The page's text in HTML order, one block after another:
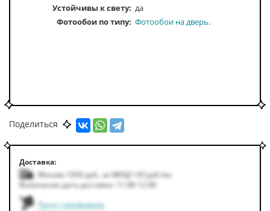
Устойчивы к свету: да
Фотообои по типу Фотообои на дверь
Поделиться
Доставка:
Москва 1000руб. за МКАД +50руб./км
Возможная дата доставки: 11.08-12.08
Пункт самовывоза